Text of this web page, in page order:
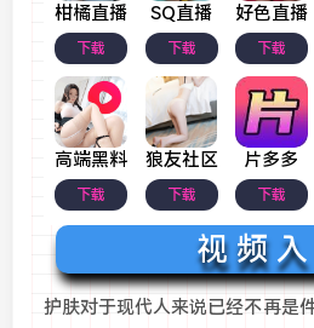
柑橘直播
下载
SQ直播
下载
好色直播
下载
高端黑料
下载
狼友社区
下载
片多多
下载
视 频
护肤对于现代人来说已经不再是